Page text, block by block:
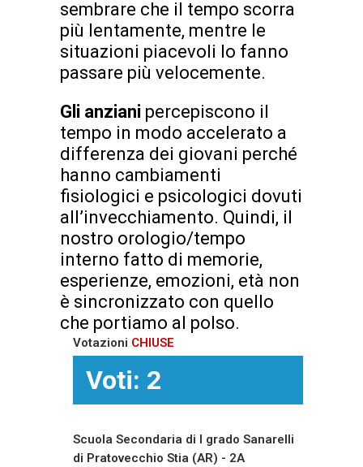
sembrare che il tempo scorra
più lentamente, mentre le
situazioni piacevoli lo fanno
passare più velocemente.
Gli anziani percepiscono il
tempo in modo accelerato a
differenza dei giovani perché
hanno cambiamenti
fisiologici e psicologici dovuti
all’invecchiamento. Quindi, il
nostro orologio/tempo
interno fatto di memorie,
esperienze, emozioni, età non
è sincronizzato con quello
che portiamo al polso.
Votazioni CHIUSE
Voti: 2
Scuola Secondaria di I grado Sanarelli
di Pratovecchio Stia (AR) - 2A